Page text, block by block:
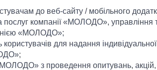
до веб-сайту / мобільного
послуг компанії «МОЛОДО»,
«МОЛОДО»;
для надання
з проведення опитувань, акцій,